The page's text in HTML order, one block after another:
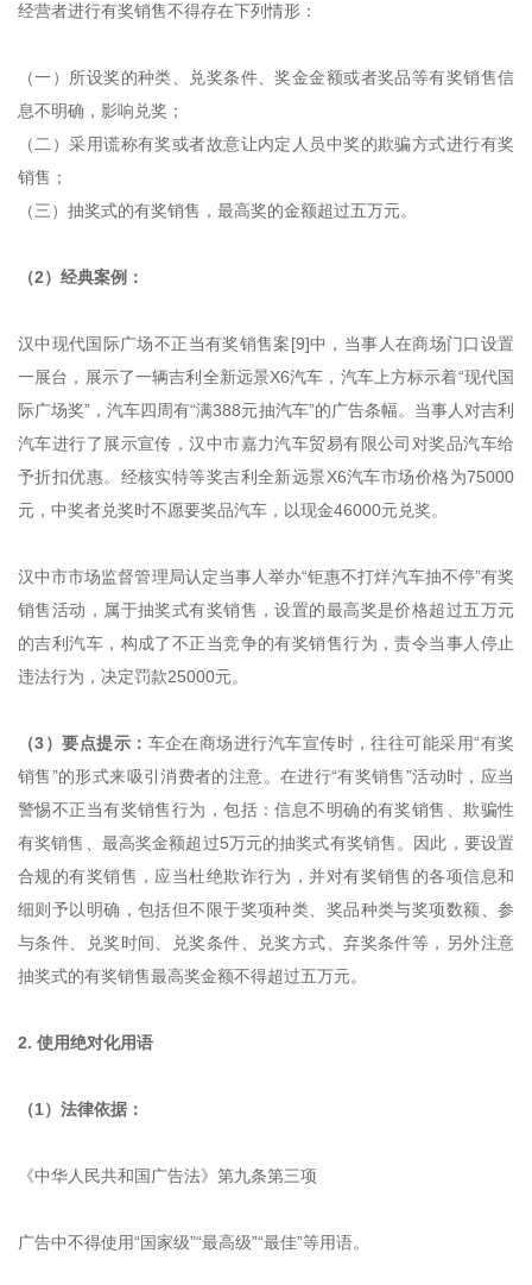
经营者进行有奖销售不得存在下列情形：
（一）所设奖的种类、兑奖条件、奖金金额或者奖品等有奖销售信
息不明确，影响兑奖；
（二）采用谎称有奖或者故意让内定人员中奖的欺骗方式进行有奖
销售；
（三）抽奖式的有奖销售，最高奖的金额超过五万元。
（2）经典案例：
汉中现代国际广场不正当有奖销售案[9]中，当事人在商场门口设置
一展台，展示了一辆吉利全新远景X6汽车，汽车上方标示着“现代国
际广场奖”，汽车四周有“满388元抽汽车”的广告条幅。当事人对吉利
汽车进行了展示宣传，汉中市嘉力汽车贸易有限公司对奖品汽车给
予折扣优惠。经核实特等奖吉利全新远景X6汽车市场价格为75000
元，中奖者兑奖时不愿要奖品汽车，以现金46000元兑奖。
汉中市市场监督管理局认定当事人举办“钜惠不打烊汽车抽不停”有奖
销售活动，属于抽奖式有奖销售，设置的最高奖是价格超过五万元
的吉利汽车，构成了不正当竞争的有奖销售行为，责令当事人停止
违法行为，决定罚款25000元。
（3）要点提示： 车企在商场进行汽车宣传时，往往可能采用“有奖
销售”的形式来吸引消费者的注意。在进行“有奖销售”活动时，应当
警惕不正当有奖销售行为，包括：信息不明确的有奖销售、欺骗性
有奖销售、最高奖金额超过5万元的抽奖式有奖销售。因此，要设置
合规的有奖销售，应当杜绝欺诈行为，并对有奖销售的各项信息和
细则予以明确，包括但不限于奖项种类、奖品种类与奖项数额、参
与条件、兑奖时间、兑奖条件、兑奖方式、弃奖条件等，另外注意
抽奖式的有奖销售最高奖金额不得超过五万元。
2. 使用绝对化用语
（1）法律依据：
《中华人民共和国广告法》第九条第三项
广告中不得使用“国家级”“最高级”“最佳”等用语。